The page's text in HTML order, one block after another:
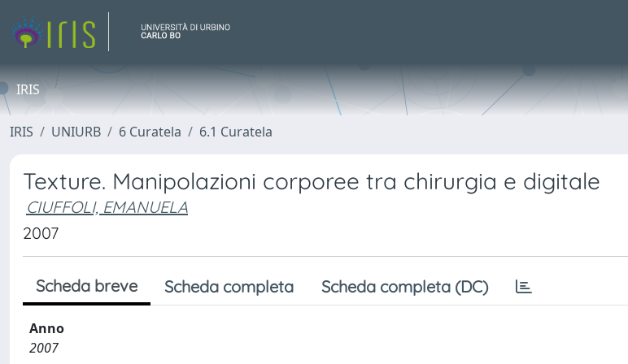
IRIS
IRIS UNIURB 6 Curatela 6.1 Curatela
Texture. Manipolazioni corporee tra chirurgia e digitale
CIUFFOLI, EMANUELA
2007
Scheda breve Scheda completa Scheda completa (DC)
Anno
2007